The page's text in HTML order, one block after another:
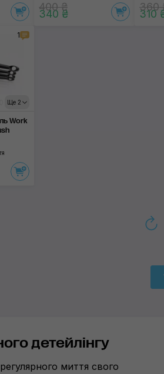
400 ₴
340 ₴
360
310
1
Ще 2
мм 40 мм
Work
детейлінгу
миття свого